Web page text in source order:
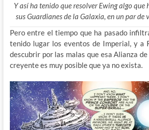
Y así ha tenido que resolver Ewing algo
sus Guardianes de la Galaxia, en un par de
Pero entre el tiempo que ha pasado
tenido lugar los eventos de Imperial, y a
descubrir por las malas que esa Alianza
creyente es muy posible que ya no exista.